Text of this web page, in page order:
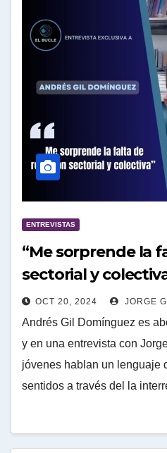
ENTREVISTAS
“Me sorprende la
sectorial y
OCT 20, 2024 JORGE
Andrés Gil Domínguez es
y en una entrevista con
jóvenes hablan un lenguaje
sentidos a través del la